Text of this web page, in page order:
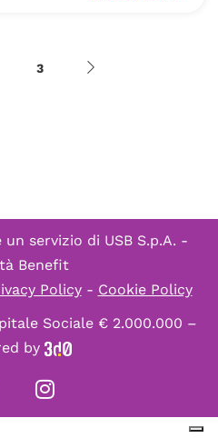
3
un servizio di USB S.p.A. -
Benefit
Policy- Cookie Policy
Sociale € 2.000.000 –
by